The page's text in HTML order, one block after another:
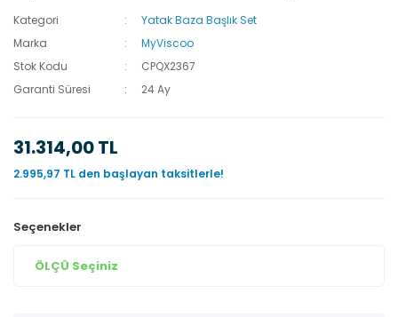
Kategori
Yatak Baza Başlık Set
Marka
MyViscoo
Stok Kodu
CPQX2367
Garanti Süresi
24 Ay
31.314,00 TL
2.995,97 TL den başlayan taksitlerle!
Seçenekler